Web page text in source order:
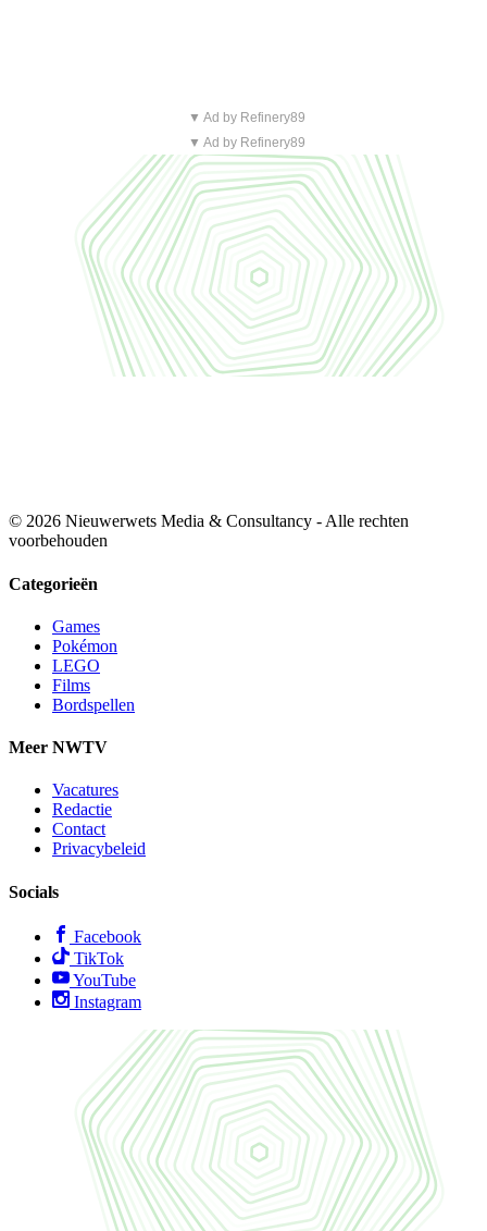
▼ Ad by Refinery89
▼ Ad by Refinery89
© 2026 Nieuwerwets Media & Consultancy - Alle rechten
voorbehouden
Categorieën
Games
Pokémon
LEGO
Films
Bordspellen
Meer NWTV
Vacatures
Redactie
Contact
Privacybeleid
Socials
Facebook
TikTok
YouTube
Instagram